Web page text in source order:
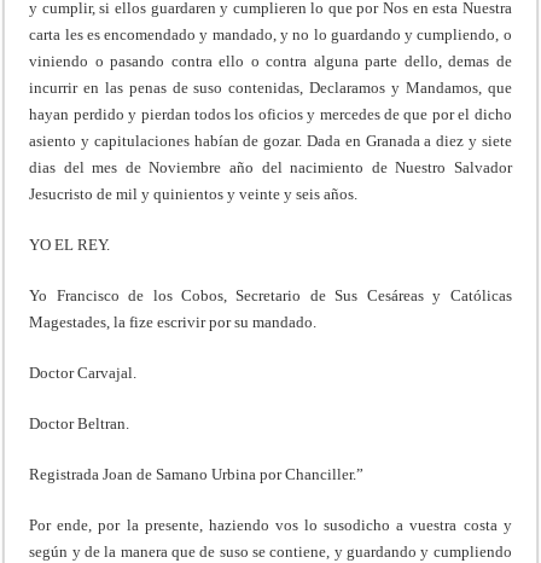
y cumplir, si ellos guardaren y cumplieren lo que por Nos en esta Nuestra
carta les es encomendado y mandado, y no lo guardando y cumpliendo, o
viniendo o pasando contra ello o contra alguna parte dello, demas de
incurrir en las penas de suso contenidas, Declaramos y Mandamos, que
hayan perdido y pierdan todos los oficios y mercedes de que por el dicho
asiento y capitulaciones habían de gozar. Dada en Granada a diez y siete
dias del mes de Noviembre año del nacimiento de Nuestro Salvador
Jesucristo de mil y quinientos y veinte y seis años.
YO EL REY.
Yo Francisco de los Cobos, Secretario de Sus Cesáreas y Católicas
Magestades, la fize escrivir por su mandado.
Doctor Carvajal.
Doctor Beltran.
Registrada Joan de Samano Urbina por Chanciller.”
Por ende, por la presente, haziendo vos lo susodicho a vuestra costa y
según y de la manera que de suso se contiene, y guardando y cumpliendo